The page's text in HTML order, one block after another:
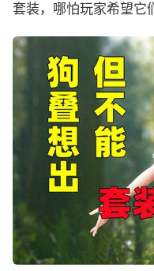
套装，哪怕玩家希望它